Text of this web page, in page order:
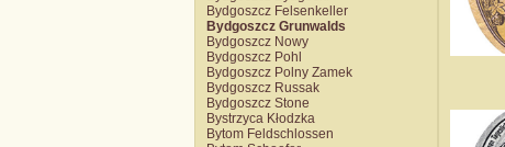
Bydgoszcz Felsenkeller
Bydgoszcz Grunwalds
Bydgoszcz Nowy
Bydgoszcz Pohl
Bydgoszcz Polny Zamek
Bydgoszcz Russak
Bydgoszcz Stone
Bystrzyca Kłodzka
Bytom Feldschlossen